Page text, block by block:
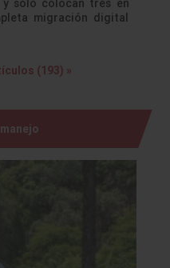
sólo colocan tres en
migración digital
(193) »